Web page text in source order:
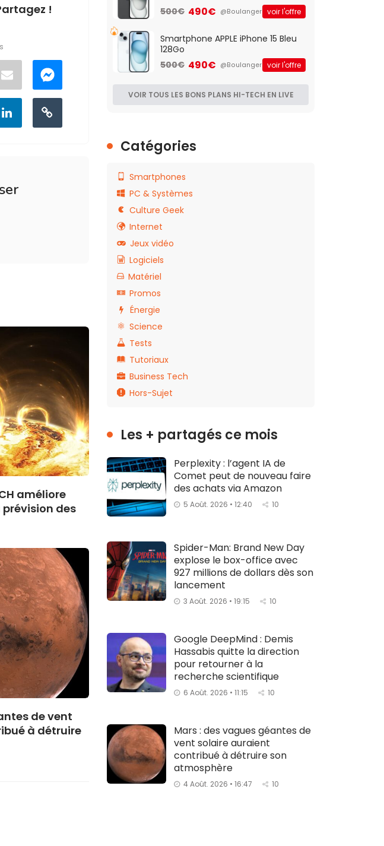
!
améliore
des
de vent
à détruire
500€ 490€ @Boulanger voir l'offre
Smartphone APPLE iPhone 15 Bleu
128Go
500€ 490€ @Boulanger voir l'offre
VOIR TOUS LES BONS PLANS HI-TECH EN LIVE
Catégories
Smartphones
PC & Systèmes
Culture Geek
Internet
Jeux vidéo
Logiciels
Matériel
Promos
Énergie
Science
Tests
Tutoriaux
Business Tech
Hors-Sujet
Les + partagés ce mois
Perplexity : l’agent IA de
Comet peut de nouveau faire
des achats via Amazon
5 Août. 2026 • 12:40 10
Spider-Man: Brand New Day
explose le box-office avec
927 millions de dollars dès son
lancement
3 Août. 2026 • 19:15 10
Google DeepMind : Demis
Hassabis quitte la direction
pour retourner à la
recherche scientifique
6 Août. 2026 • 11:15 10
Mars : des vagues géantes de
vent solaire auraient
contribué à détruire son
atmosphère
4 Août. 2026 • 16:47 10